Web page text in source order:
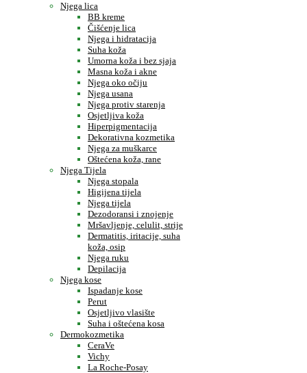
Njega lica
BB kreme
Čišćenje lica
Njega i hidratacija
Suha koža
Umorna koža i bez sjaja
Masna koža i akne
Njega oko očiju
Njega usana
Njega protiv starenja
Osjetljiva koža
Hiperpigmentacija
Dekorativna kozmetika
Njega za muškarce
Oštećena koža, rane
Njega Tijela
Njega stopala
Higijena tijela
Njega tijela
Dezodoransi i znojenje
Mršavljenje, celulit, strije
Dermatitis, iritacije, suha
koža, osip
Njega ruku
Depilacija
Njega kose
Ispadanje kose
Perut
Osjetljivo vlasište
Suha i oštećena kosa
Dermokozmetika
CeraVe
Vichy
La Roche-Posay